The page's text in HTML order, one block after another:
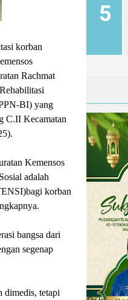
korban
Rachmat
BI) yang
C.II Kecamatan
Kemensos
adalah
korban
bangsa dari
segenap
dimedis, tetapi